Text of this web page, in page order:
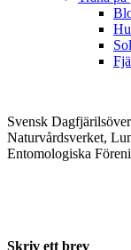
Svensk
Naturvårdsverket,
Entomologiska
Skriv ett brev